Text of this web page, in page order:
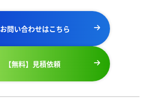
お問い合わせはこちら
【無料】見積依頼